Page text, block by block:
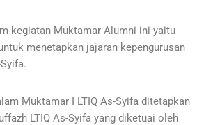
kegiatan Muktamar Alumni ini yaitu
menetapkan jajaran kepengurusan
Muktamar I LTIQ As-Syifa ditetapkan
LTIQ As-Syifa yang diketuai oleh